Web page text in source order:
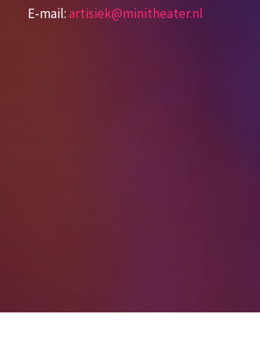
E-mail:artisiek@minitheater.nl